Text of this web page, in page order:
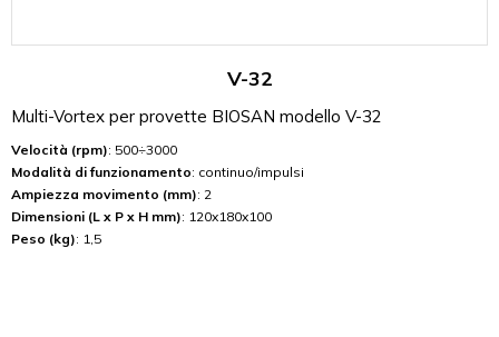
V-32
Multi-Vortex per provette BIOSAN modello V-32
Velocità (rpm): 500÷3000
Modalità di funzionamento: continuo/impulsi
Ampiezza movimento (mm): 2
Dimensioni (L x P x H mm): 120x180x100
Peso (kg): 1,5